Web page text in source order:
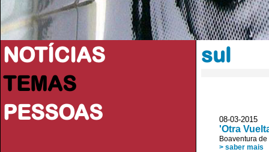
NOTÍCIAS
TEMAS
PESSOAS
sul
08-03-2015
'Otra
Boaventura
> saber mais